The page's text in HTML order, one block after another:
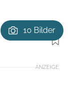
Ittenbach/@shot__itt
10 Bilder
ANZEIGE